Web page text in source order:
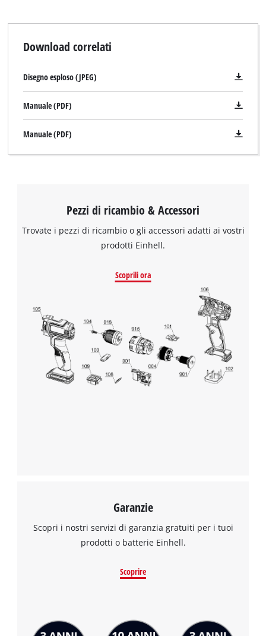
Download correlati
Disegno esploso (JPEG)
Manuale (PDF)
Manuale (PDF)
Pezzi di ricambio & Accessori
Trovate i pezzi di ricambio o gli accessori adatti ai vostri
prodotti Einhell.
Scoprili ora
Garanzie
Scopri i nostri servizi di garanzia gratuiti per i tuoi
prodotti o batterie Einhell.
Scoprire